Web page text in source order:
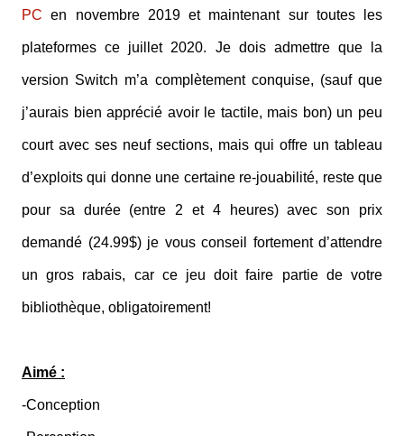
PC en novembre 2019 et maintenant sur toutes les
plateformes ce juillet 2020. Je dois admettre que la
version Switch m’a complètement conquise, (sauf que
j’aurais bien apprécié avoir le tactile, mais bon) un peu
court avec ses neuf sections, mais qui offre un tableau
d’exploits qui donne une certaine re-jouabilité, reste que
pour sa durée (entre 2 et 4 heures) avec son prix
demandé (24.99$) je vous conseil fortement d’attendre
un gros rabais, car ce jeu doit faire partie de votre
bibliothèque, obligatoirement!
Aimé :
-Conception